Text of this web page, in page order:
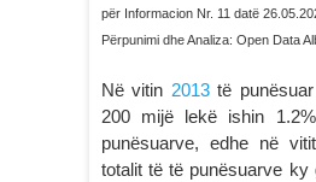
për Informacion Nr. 11 datë
Përpunimi dhe Analiza: Open Data
Në vitin 2013të
200 mijë lekë ishin
punësuarve, edhe në
totalit të të punësuarve ky